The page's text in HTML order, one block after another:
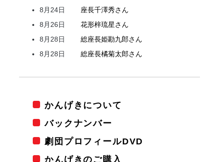
8月24日
座長千澤秀さん
8月26日
花形梓琉星さん
8月28日
総座長姫勘九郎さん
8月28日
総座長橘菊太郎さん
かんげきについて
バックナンバー
劇団プロフィールDVD
かんげきのご購入